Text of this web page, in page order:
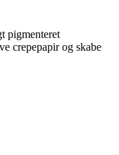
pigmenteret
crepepapir og skabe